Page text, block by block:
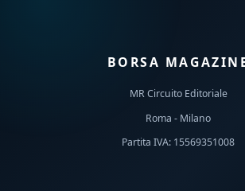
BORSA
MR Circuito Editoriale
Roma - Milano
Partita IVA: 15569351008